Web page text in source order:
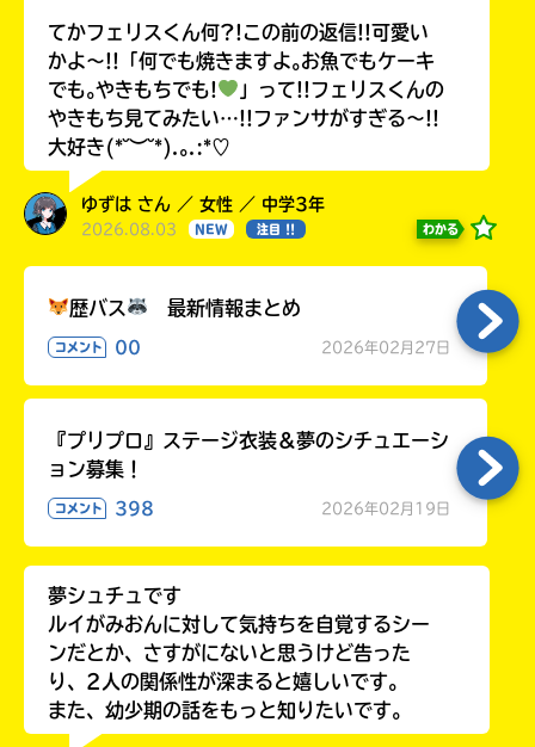
てかフェリスくん何?!この前の返信!!可愛い
かよ〜!!「何でも焼きますよ｡お魚でもケーキ
でも｡やきもちでも!
」って!!フェリスくんの
やきもち見てみたい…!!ファンサがすぎる〜!!
大好き(*˘︶˘*).｡.:*♡
ゆずは さん ／ 女性 ／ 中学3年
2026.08.03 NEW 注目 !! わかる
歴バス 最新情報まとめ
コメント 00 2026年02月27日
『プリプロ』ステージ衣装＆夢のシチュエーシ
ョン募集！
コメント 398 2026年02月19日
夢シュチュです
ルイがみおんに対して気持ちを自覚するシー
ンだとか、さすがにないと思うけど告った
り、2人の関係性が深まると嬉しいです。
また、幼少期の話をもっと知りたいです。